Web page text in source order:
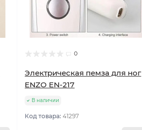
0
Электрическая пемза для ног
ENZO EN-217
В наличии
Код товара:41297